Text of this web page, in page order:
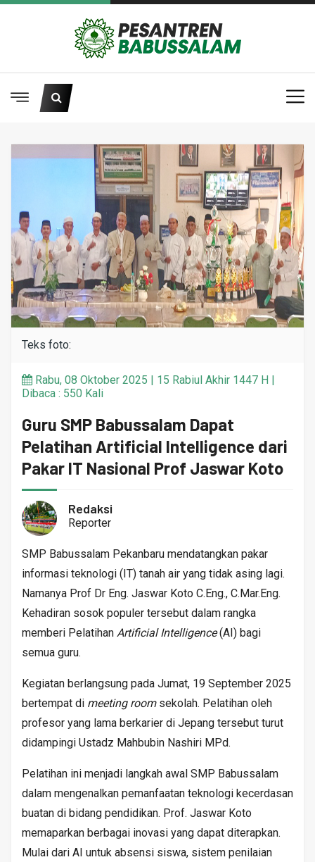
Teks foto:
Rabu, 08 Oktober 2025 | 15 Rabiul Akhir 1447 H |
Dibaca : 550 Kali
Guru SMP Babussalam Dapat
Pelatihan Artificial Intelligence dari
Pakar IT Nasional Prof Jaswar Koto
Redaksi
Reporter
SMP Babussalam Pekanbaru mendatangkan pakar
informasi teknologi (IT) tanah air yang tidak asing lagi.
Namanya Prof Dr Eng. Jaswar Koto C.Eng., C.Mar.Eng.
Kehadiran sosok populer tersebut dalam rangka
memberi Pelatihan Artificial Intelligence(AI) bagi
semua guru.
Kegiatan berlangsung pada Jumat, 19 September 2025
bertempat di meeting roomsekolah. Pelatihan oleh
profesor yang lama berkarier di Jepang tersebut turut
didampingi Ustadz Mahbubin Nashiri MPd.
Pelatihan ini menjadi langkah awal SMP Babussalam
dalam mengenalkan pemanfaatan teknologi kecerdasan
buatan di bidang pendidikan. Prof. Jaswar Koto
memaparkan berbagai inovasi yang dapat diterapkan.
Mulai dari AI untuk absensi siswa, sistem penilaian